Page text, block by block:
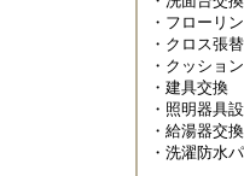
・フローリ
・クロス張替
・クッショ
・建具交換
・照明器具
・給湯器交換
・洗濯防水